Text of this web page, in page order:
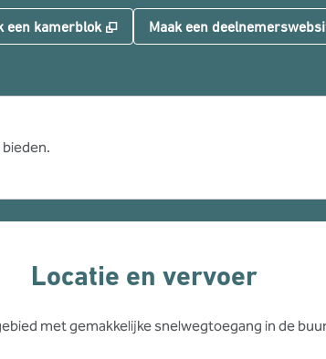
een kamerblok , Opent nieuw tabblad
Maak een
Locatie en vervoer
met gemakkelijke snelwegtoegang in de